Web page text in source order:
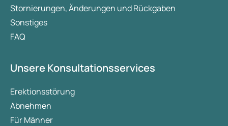
Stornierungen, Änderungen und Rückgaben
Sonstiges
FAQ
Unsere Konsultationsservices
Erektionsstörung
Abnehmen
Für Männer